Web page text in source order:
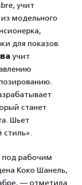
учит
из модельного
для показов.
учит
станет
Шьет
под рабочим
Коко Шанель,
— отметила